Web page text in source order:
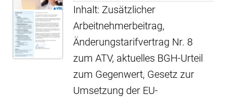
Inhalt: Zusätzlicher
Arbeitnehmerbeitrag,
Änderungstarifvertrag Nr. 8
zum ATV, aktuelles BGH-Urteil
zum Gegenwert, Gesetz zur
Umsetzung der EU-